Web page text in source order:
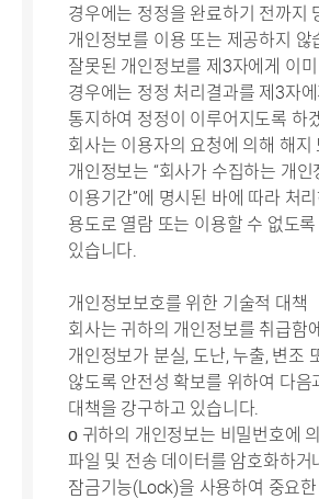
경우에는 정정을 완료하기 전까지
개인정보를 이용 또는 제공하지 않
잘못된 개인정보를 제3자에게 이
경우에는 정정 처리결과를 제3자에
통지하여 정정이 이루어지도록 하
회사는 이용자의 요청에 의해 해지
개인정보는 “회사가 수집하는 개인
이용기간”에 명시된 바에 따라 처
용도로 열람 또는 이용할 수 없도
있습니다.
개인정보보호를 위한 기술적 대책
회사는 귀하의 개인정보를 취급함
개인정보가 분실, 도난, 누출, 변조
않도록 안전성 확보를 위하여 다음
대책을 강구하고 있습니다.
ο 귀하의 개인정보는 비밀번호에
파일 및 전송 데이터를 암호화하거
잠금기능(Lock)을 사용하여 중요